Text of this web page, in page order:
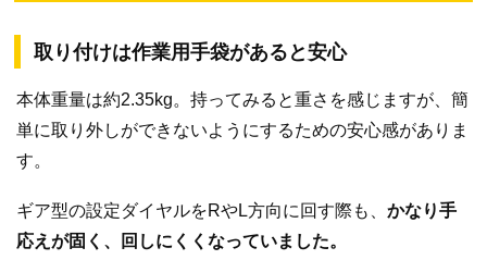
取り付けは作業用手袋があると安心
本体重量は約2.35kg。持ってみると重さを感じますが、簡
単に取り外しができないようにするための安心感がありま
す。
ギア型の設定ダイヤルをRやL方向に回す際も、 かなり手
応えが固く、回しにくくなっていました。